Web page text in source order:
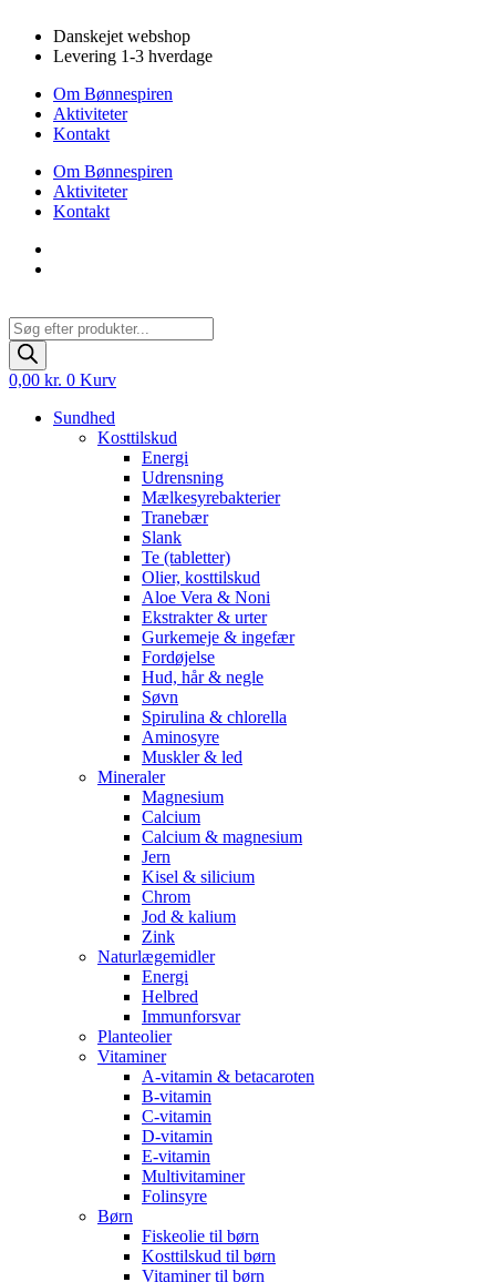
indhold
Danskejet webshop
Levering 1-3 hverdage
Om Bønnespiren
Aktiviteter
Kontakt
Om Bønnespiren
Aktiviteter
Kontakt
Products
search
0,00 kr. 0 Kurv
Sundhed
Kosttilskud
Energi
Udrensning
Mælkesyrebakterier
Tranebær
Slank
Te (tabletter)
Olier, kosttilskud
Aloe Vera & Noni
Ekstrakter & urter
Gurkemeje & ingefær
Fordøjelse
Hud, hår & negle
Søvn
Spirulina & chlorella
Aminosyre
Muskler & led
Mineraler
Magnesium
Calcium
Calcium & magnesium
Jern
Kisel & silicium
Chrom
Jod & kalium
Zink
Naturlægemidler
Energi
Helbred
Immunforsvar
Planteolier
Vitaminer
A-vitamin & betacaroten
B-vitamin
C-vitamin
D-vitamin
E-vitamin
Multivitaminer
Folinsyre
Børn
Fiskeolie til børn
Kosttilskud til børn
Vitaminer til børn